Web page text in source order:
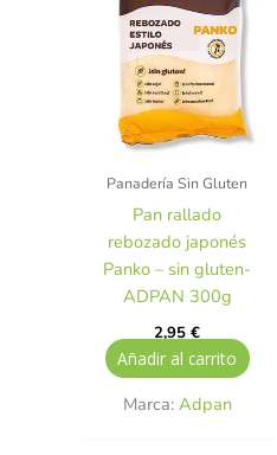
Panadería Sin Gluten
Pan rallado
rebozado japonés
Panko – sin gluten-
ADPAN 300g
2,95€
Añadir al carrito
Marca: Adpan